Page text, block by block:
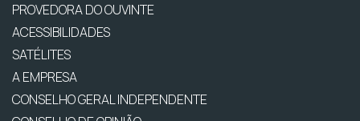
PROVEDORA DO OUVINTE
ACESSIBILIDADES
SATÉLITES
A EMPRESA
CONSELHO GERAL INDEPENDENTE